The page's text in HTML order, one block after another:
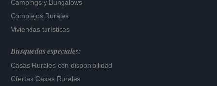
Campings y Bungalows
Complejos Rurales
Viviendas turísticas
Búsquedas especiales:
Casas Rurales con disponibilidad
Ofertas Casas Rurales